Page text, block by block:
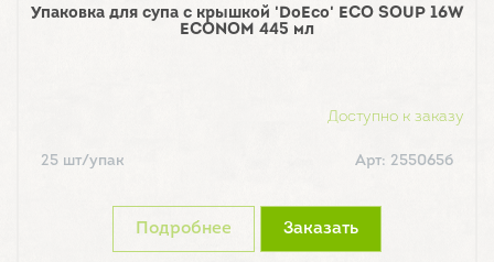
Упаковка для супа с крышкой 'DoEco' ECO SOUP 16W
ECONOM 445 мл
Доступно к заказу
25 шт/упак Арт: 255065б
Подробнее Заказать